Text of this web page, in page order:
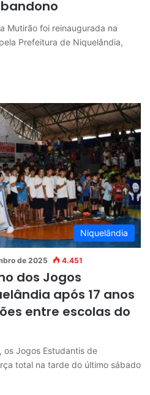
Mutirão foi reinaugurada na
Prefeitura de Niquelândia,
Niquelândia
de 2025 4.451
dos Jogos
após 17 anos
entre escolas do
os Jogos Estudantis de
total na tarde do último sábado